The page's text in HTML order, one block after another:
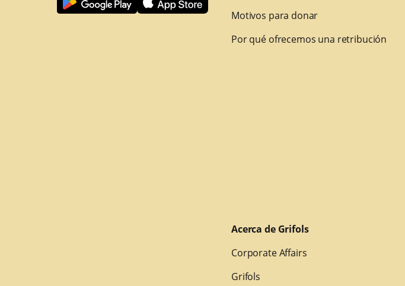
Motivos para donar
Por qué ofrecemos una retribución
Acerca de Grifols
Corporate Affairs
Grifols